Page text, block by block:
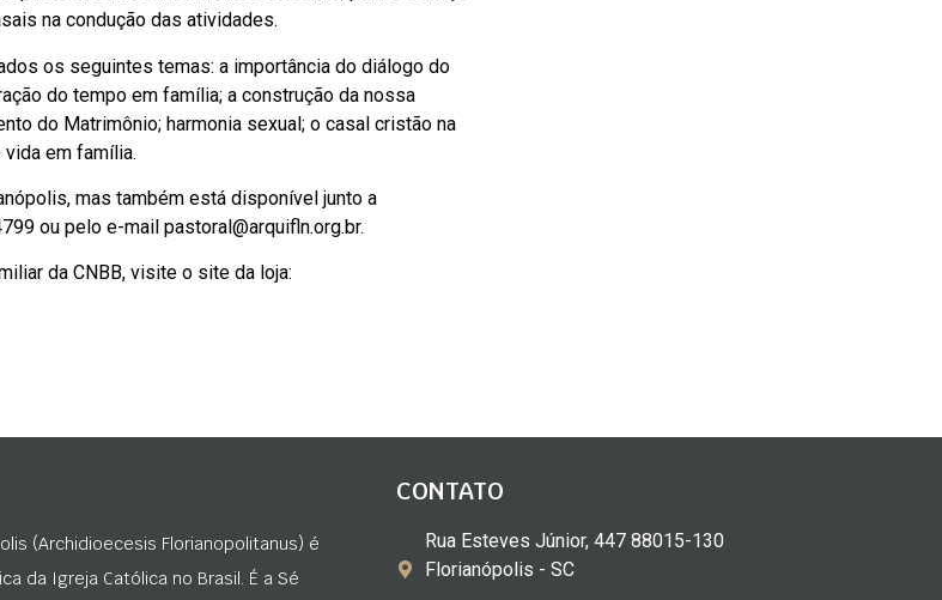
na condução das atividades.
os seguintes temas: a importância do diálogo do
do tempo em família; a construção da nossa
do Matrimônio; harmonia sexual; o casal cristão na
em família.
mas também está disponível junto a
ou pelo e-mail pastoral@arquifln.org.br.
da CNBB, visite o site da loja:
(Archidioecesis Florianopolitanus) é
da Igreja Católica no Brasil. É a Sé
CONTATO
Rua Esteves Júnior, 447 88015-130
Florianópolis - SC